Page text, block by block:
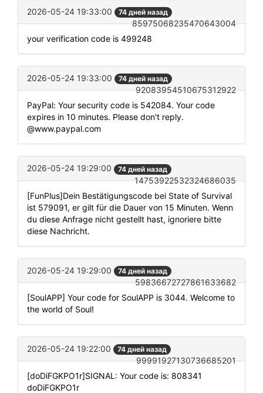
2026-05-24 19:33:00 74 дней назад
85975068235470643004
your verification code is 499248
2026-05-24 19:33:00 74 дней назад
92083954510675312922
PayPal: Your security code is 542084. Your code
expires in 10 minutes. Please don't reply.
@www.paypal.com
2026-05-24 19:29:00 74 дней назад
14753922532324686035
[FunPlus]Dein Bestätigungscode bei State of Survival
ist 579091, er gilt für die Dauer von 15 Minuten. Wenn
du diese Anfrage nicht gestellt hast, ignoriere bitte
diese Nachricht.
2026-05-24 19:29:00 74 дней назад
59836672727861633682
[SoulAPP] Your code for SoulAPP is 3044. Welcome to
the world of Soul!
2026-05-24 19:22:00 74 дней назад
99991927130736685201
[doDiFGKPO1r]SIGNAL: Your code is: 808341
doDiFGKPO1r